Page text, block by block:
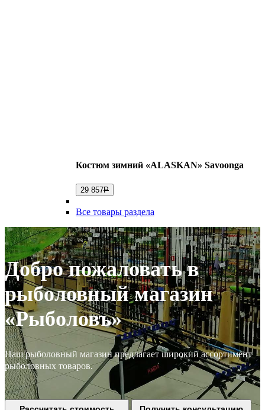
Костюм зимний «ALASKAN» Savoonga
29 857Р
Все товары раздела
Добро пожаловать в
рыболовный магазин
«Рыболовъ»
Наш рыболовный магазин предлагает широкий ассортимент
рыболовных товаров.